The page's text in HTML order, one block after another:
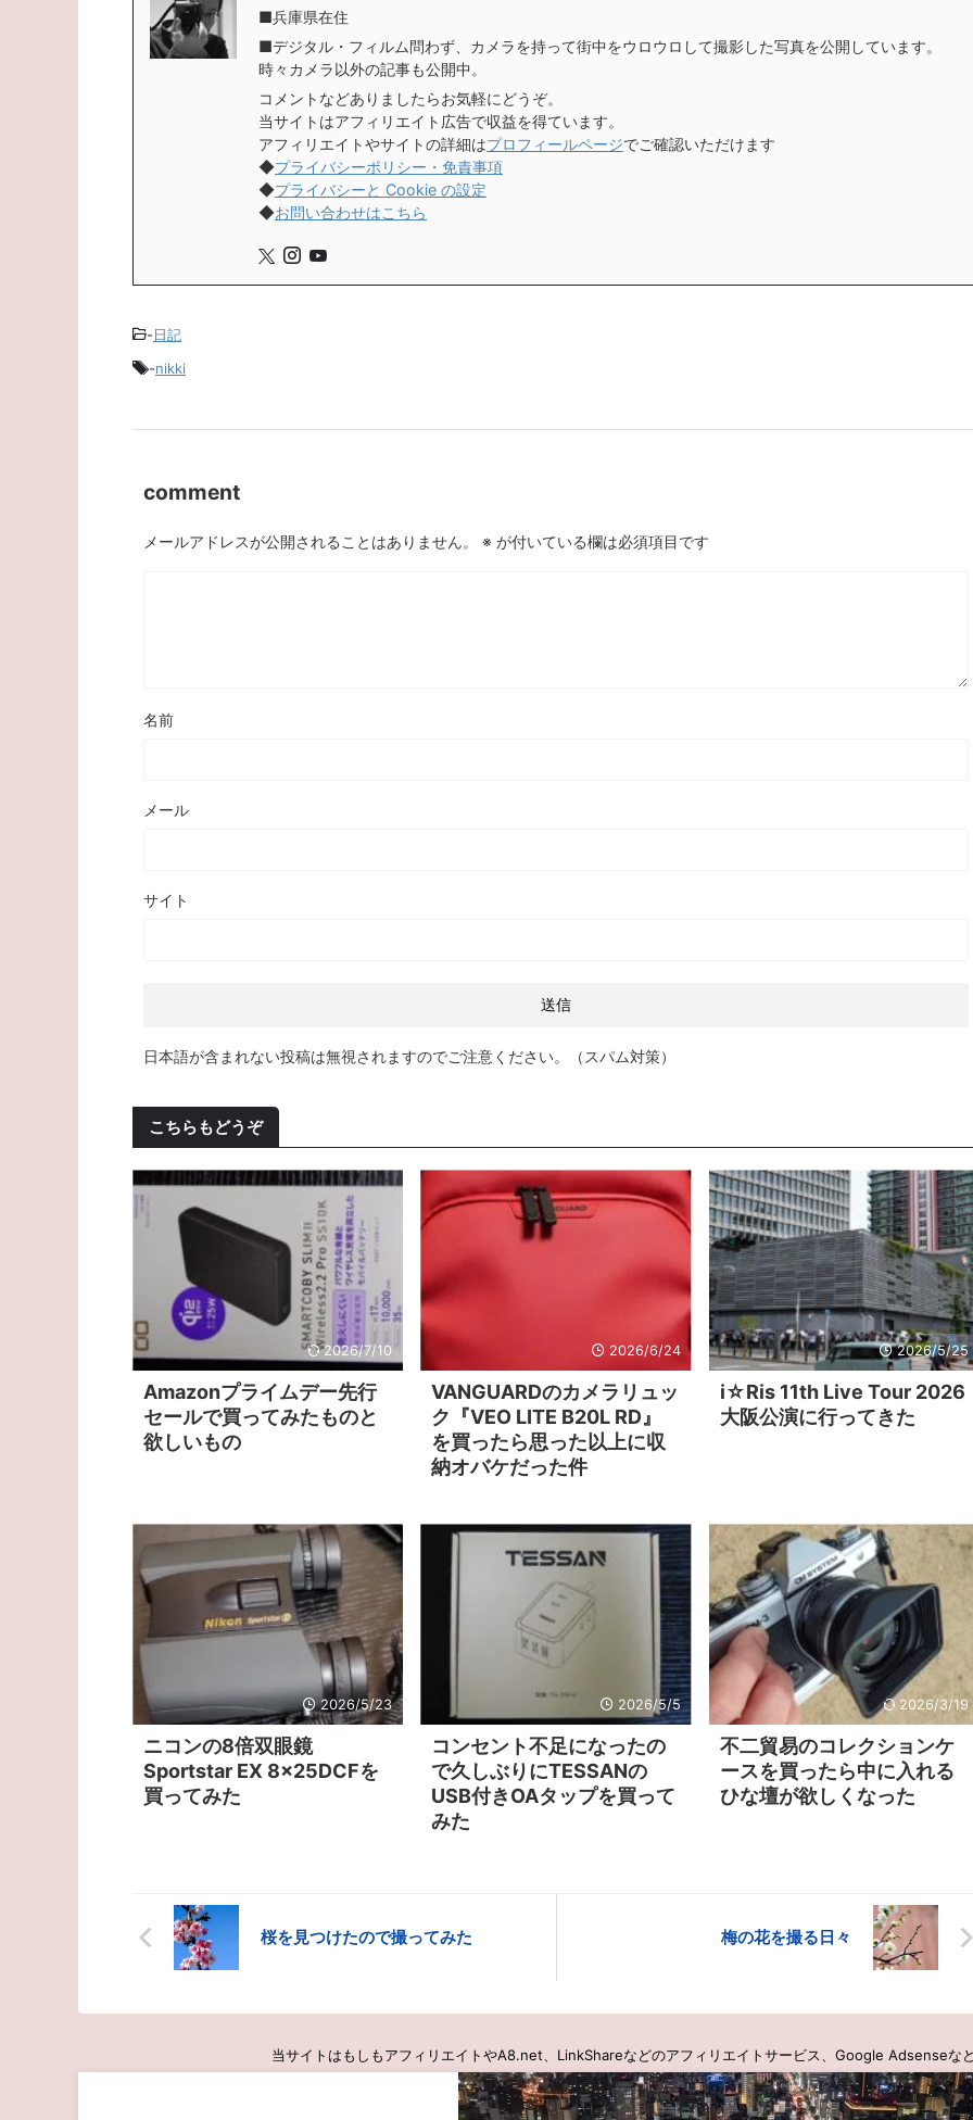
■兵庫県在住
■デジタル・フィルム問わず、カメラを持って街中をウロウロして撮影した写真を公開しています。
時々カメラ以外の記事も公開中。
コメントなどありましたらお気軽にどうぞ。
当サイトはアフィリエイト広告で収益を得ています。
アフィリエイトやサイトの詳細はプロフィールページでご確認いただけます
◆プライバシーポリシー・免責事項
◆プライバシーと Cookie の設定
◆お問い合わせはこちら
-日記
-nikki
comment
メールアドレスが公開されることはありません。 ※ が付いている欄は必須項目です
名前
メール
サイト
日本語が含まれない投稿は無視されますのでご注意ください。（スパム対策）
こちらもどうぞ
2026/7/10
Amazonプライムデー先行
セールで買ってみたものと
欲しいもの
2026/6/24
VANGUARDのカメラリュッ
ク『VEO LITE B20L RD』
を買ったら思った以上に収
納オバケだった件
2026/5/25
i☆Ris 11th Live Tour 2026
大阪公演に行ってきた
2026/5/23
ニコンの8倍双眼鏡
Sportstar EX 8x25DCFを
買ってみた
2026/5/5
コンセント不足になったの
で久しぶりにTESSANの
USB付きOAタップを買って
みた
2026/3/19
不二貿易のコレクションケ
ースを買ったら中に入れる
ひな壇が欲しくなった
桜を見つけたので撮ってみた 梅の花を撮る日々
当サイトはもしもアフィリエイトやA8.net、LinkShareなどのアフィリエイトサービス、Google Adsenseな